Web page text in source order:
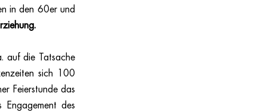
in den 60er und
auf die Tatsache
sich 100
Feierstunde das
Engagement des